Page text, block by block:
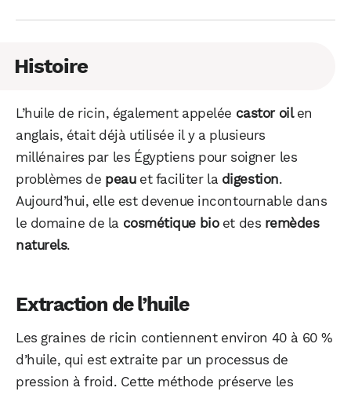
Histoire
L’huile de ricin, également appelée castor oilen
anglais, était déjà utilisée il y a plusieurs
millénaires par les Égyptiens pour soigner les
problèmes de peauet faciliter la digestion.
Aujourd’hui, elle est devenue incontournable dans
le domaine de la cosmétique bioet des remèdes
naturels.
Extraction de l’huile
Les graines de ricin contiennent environ 40 à 60 %
d’huile, qui est extraite par un processus de
pression à froid. Cette méthode préserve les